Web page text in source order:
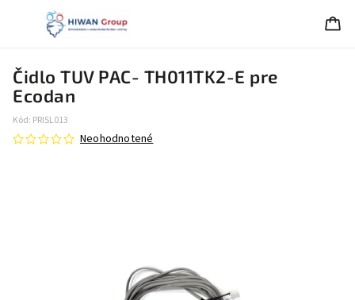
Čidlo TUV PAC- TH011TK2-E pre
Ecodan
Kód: PRISL013
Neohodnotené